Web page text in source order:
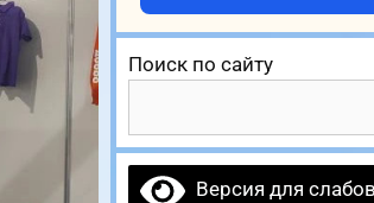
Поиск по сайту
Версия для